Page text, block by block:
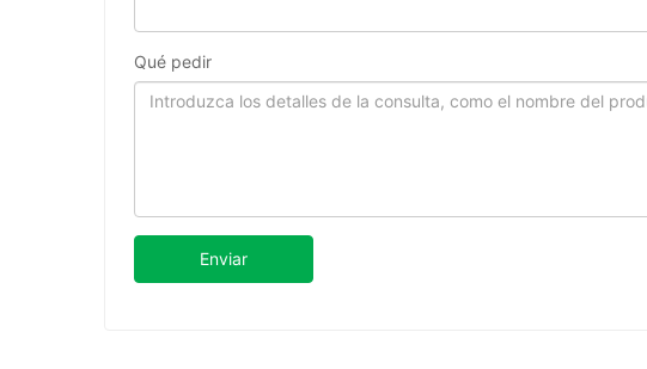
Qué pedir
Enviar